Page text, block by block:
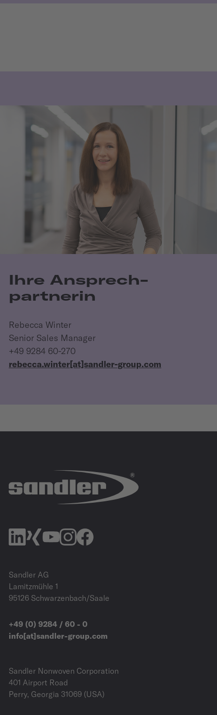
Ihre Ansprech­
partnerin
Rebecca Winter
Senior Sales Manager
+49 9284 60-270
rebecca.winter[at]sandler-group.com
IZB Website
Sandler AG
Lamitzmühle 1
95126 Schwarzenbach/Saale
+49 (0) 9284 / 60 - 0
info[at]sandler-group.com
Sandler Nonwoven Corporation
401 Airport Road
Perry, Georgia 31069 (USA)